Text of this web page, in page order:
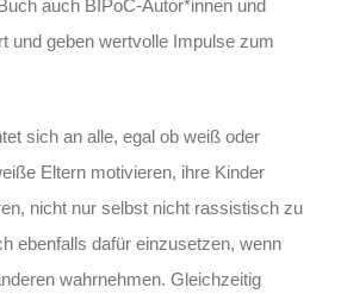
auch BIPoC-Autor*innen und
und geben wertvolle Impulse zum
sich an alle, egal ob weiß oder
Eltern motivieren, ihre Kinder
nicht nur selbst nicht rassistisch zu
ebenfalls dafür einzusetzen, wenn
wahrnehmen. Gleichzeitig